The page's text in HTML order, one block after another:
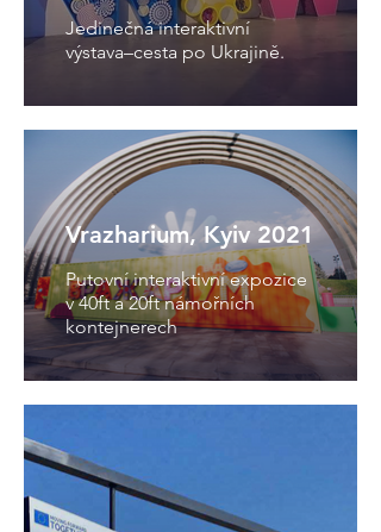
Jedinečná interaktivní
výstava–cesta po Ukrajině.
Vrazharium, Kyiv 2021
Putovní interaktivní expozice
v 40ft a 20ft námořních
kontejnerech